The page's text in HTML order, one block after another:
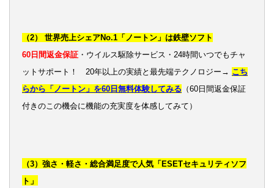
（2） 世界売上シェアNo.1「ノートン」は鉄壁ソフト
60日間返金保証 ・ウイルス駆除サービス・24時間いつでもチャ
ットサポート！ 20年以上の実績と最先端テクノロジー→ こち
らから「ノートン」を60日無料体験してみる （60日間返金保証
付きのこの機会に機能の充実度を体感してみて）
（3）強さ・軽さ・総合満足度で人気「ESETセキュリティソフ
ト」